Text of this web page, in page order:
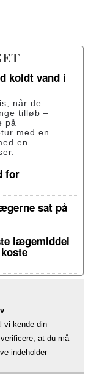
koldt vand i
når de
tilløb –
på
med en
en
for
sat på
lægemiddel
vi kende din
at du må
indeholder